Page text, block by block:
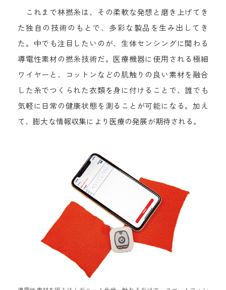
これまで林撚糸は、その柔軟な発想と磨き上げてき
た独自の技術のもとで、多彩な製品を生み出してき
た。中でも注目したいのが、生体センシングに関わる
導電性素材の撚糸技術だ。医療機器に使用される極細
ワイヤーと、コットンなどの肌触りの良い素材を融合
した糸でつくられた衣類を身に付けることで、誰でも
気軽に日常の健康状態を測ることが可能になる。加え
て、膨大な情報収集により医療の発展が期待される。